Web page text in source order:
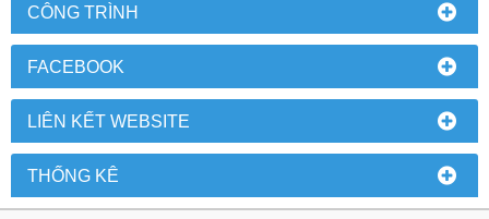
CÔNG TRÌNH
FACEBOOK
LIÊN KẾT WEBSITE
THỐNG KÊ